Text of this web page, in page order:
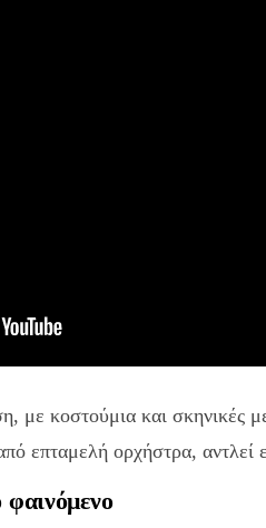
με κοστούμια και σκηνικές
επταμελή ορχήστρα, αντλεί
φαινόμενο